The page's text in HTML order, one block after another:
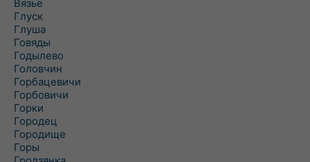
Вязье
Глуск
Глуша
Говяды
Годылево
Головчин
Горбацевичи
Горбовичи
Горки
Городец
Городище
Горы